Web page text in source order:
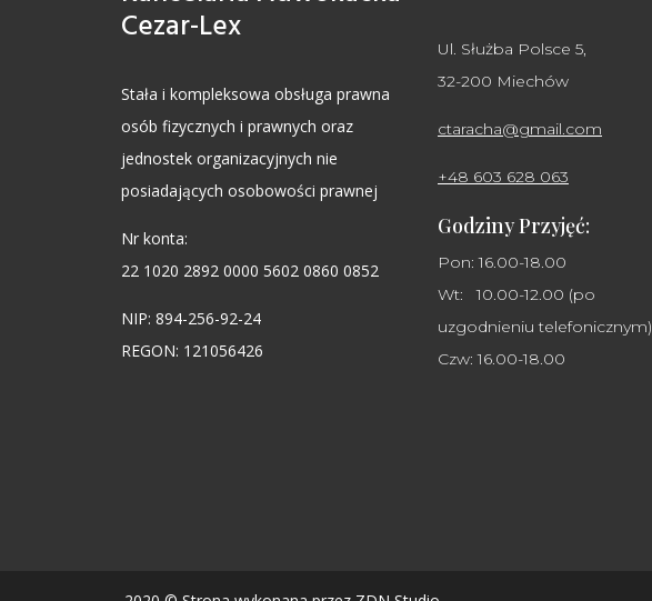
Cezar-Lex
Stała i kompleksowa obsługa prawna
osób fizycznych i prawnych oraz
jednostek organizacyjnych nie
posiadających osobowości prawnej
Nr konta:
22 1020 2892 0000 5602 0860 0852
NIP: 894-256-92-24
REGON: 121056426
Ul. Służba Polsce 5,
32-200 Miechów
ctaracha@gmail.com
+48 603 628 063
Godziny Przyjęć:
Pon: 16.00-18.00
Wt: 10.00-12.00 (po
uzgodnieniu telefonicznym)
Czw: 16.00-18.00